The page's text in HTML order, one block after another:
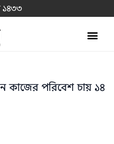
১৪৩৩
কাজের পরিবেশ চায় ১৪